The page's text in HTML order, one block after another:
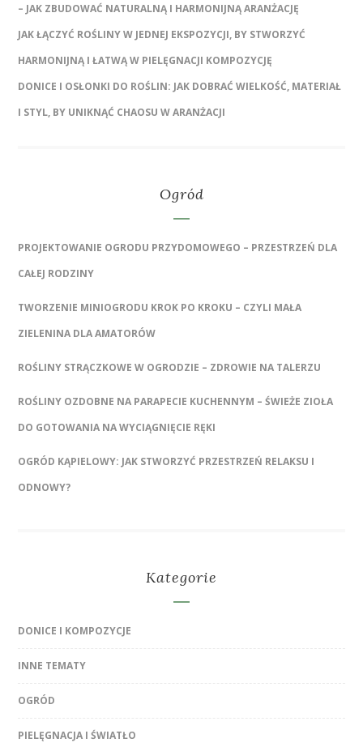
– JAK ZBUDOWAĆ NATURALNĄ I HARMONIJNĄ ARANŻACJĘ
JAK ŁĄCZYĆ ROŚLINY W JEDNEJ EKSPOZYCJI, BY STWORZYĆ
HARMONIJNĄ I ŁATWĄ W PIELĘGNACJI KOMPOZYCJĘ
DONICE I OSŁONKI DO ROŚLIN: JAK DOBRAĆ WIELKOŚĆ, MATERIAŁ
I STYL, BY UNIKNĄĆ CHAOSU W ARANŻACJI
Ogród
PROJEKTOWANIE OGRODU PRZYDOMOWEGO – PRZESTRZEŃ DLA
CAŁEJ RODZINY
TWORZENIE MINIOGRODU KROK PO KROKU – CZYLI MAŁA
ZIELENINA DLA AMATORÓW
ROŚLINY STRĄCZKOWE W OGRODZIE – ZDROWIE NA TALERZU
ROŚLINY OZDOBNE NA PARAPECIE KUCHENNYM – ŚWIEŻE ZIOŁA
DO GOTOWANIA NA WYCIĄGNIĘCIE RĘKI
OGRÓD KĄPIELOWY: JAK STWORZYĆ PRZESTRZEŃ RELAKSU I
ODNOWY?
Kategorie
DONICE I KOMPOZYCJE
INNE TEMATY
OGRÓD
PIELĘGNACJA I ŚWIATŁO